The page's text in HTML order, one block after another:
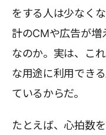
をする人は少なく
計のCMや広告が増
なのか。実は、こ
な用途に利用でき
ているからだ。
たとえば、心拍数